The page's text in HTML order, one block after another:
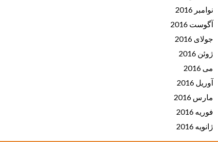
نوامبر 2016
آگوست 2016
جولای 2016
ژوئن 2016
می 2016
آوریل 2016
مارس 2016
فوریه 2016
ژانویه 2016